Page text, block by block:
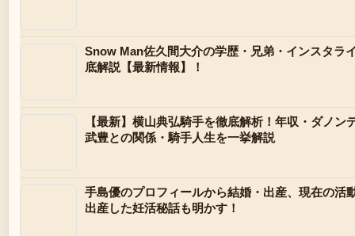
Snow Man佐久間大介の学歴・兄弟・インスタラ
底解説【最新情報】！
【最新】横山典弘騎手を徹底解析！年収・ダノ
武豊との関係・騎手人生を一挙解説
手島優のプロフィールから結婚・出産、現在の活
出産した妊活秘話も明かす！